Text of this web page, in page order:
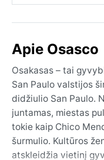
Apie Osasco
Osakasas – tai
San Paulo valstijos
didžiulio San Paulo.
juntamas, miestas
tokie kaip Chico
šurmulio. Kultūros
atskleidžia vietinį